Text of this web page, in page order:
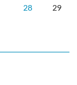
28
29